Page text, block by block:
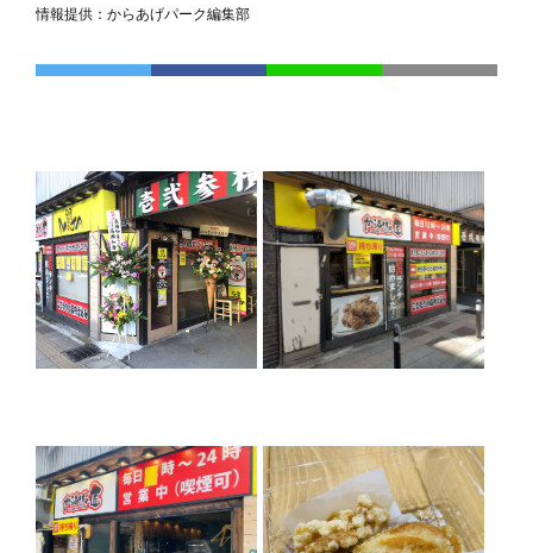
情報提供：からあげパーク編集部